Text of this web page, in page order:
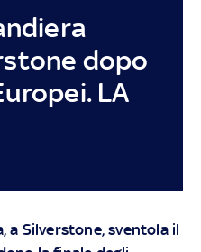
dopo
LA
a Silverstone, sventola il